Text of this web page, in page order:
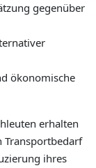
gegenüber
ökonomische
erhalten
Transportbedarf
ihres